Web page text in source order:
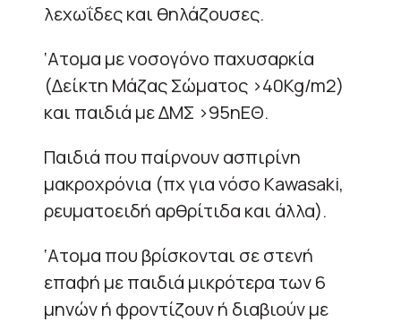
λεχωΐδες και θηλάζουσες.
‘Ατομα με νοσογόνο παχυσαρκία
(Δείκτη Μάζας Σώματος >40Kg/m2)
και παιδιά με ΔΜΣ >95ηΕΘ.
Παιδιά που παίρνουν ασπιρίνη
μακροχρόνια (πχ για νόσο Kawasaki,
ρευματοειδή αρθρίτιδα και άλλα).
‘Ατομα που βρίσκονται σε στενή
επαφή με παιδιά μικρότερα των 6
μηνών ή φροντίζουν ή διαβιούν με